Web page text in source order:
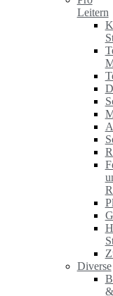
Leitern
Diverse
&